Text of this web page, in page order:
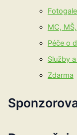
MC,
Péče o
Služby
Zdarma